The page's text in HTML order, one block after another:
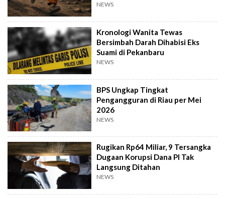
NEWS
Kronologi Wanita Tewas
Bersimbah Darah Dihabisi Eks
Suami di Pekanbaru
NEWS
BPS Ungkap Tingkat
Pengangguran di Riau per Mei
2026
NEWS
Rugikan Rp64 Miliar, 9 Tersangka
Dugaan Korupsi Dana PI Tak
Langsung Ditahan
NEWS